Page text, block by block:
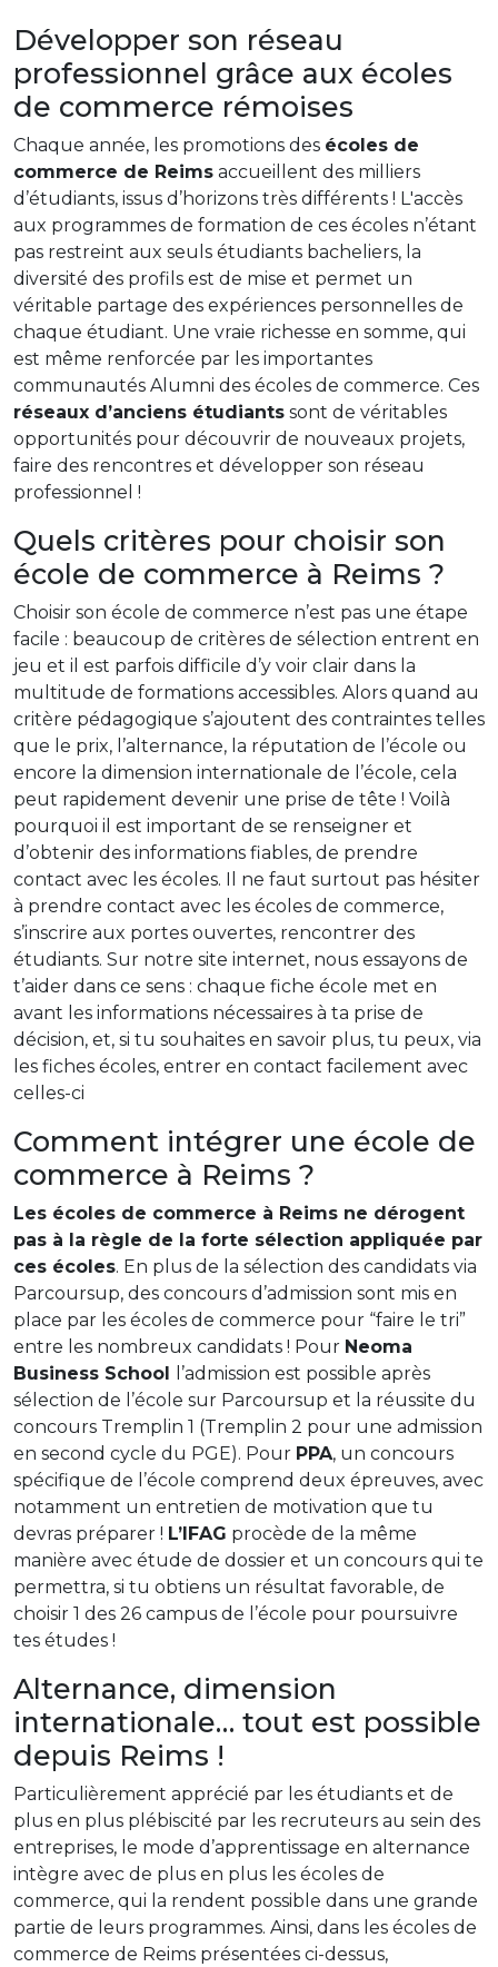
Développer son réseau
professionnel grâce aux écoles
de commerce rémoises
Chaque année, les promotions des écoles de
commerce de Reims accueillent des milliers
d’étudiants, issus d’horizons très différents ! L'accès
aux programmes de formation de ces écoles n’étant
pas restreint aux seuls étudiants bacheliers, la
diversité des profils est de mise et permet un
véritable partage des expériences personnelles de
chaque étudiant. Une vraie richesse en somme, qui
est même renforcée par les importantes
communautés Alumni des écoles de commerce. Ces
réseaux d’anciens étudiants sont de véritables
opportunités pour découvrir de nouveaux projets,
faire des rencontres et développer son réseau
professionnel !
Quels critères pour choisir son
école de commerce à Reims ?
Choisir son école de commerce n’est pas une étape
facile : beaucoup de critères de sélection entrent en
jeu et il est parfois difficile d’y voir clair dans la
multitude de formations accessibles. Alors quand au
critère pédagogique s’ajoutent des contraintes telles
que le prix, l’alternance, la réputation de l’école ou
encore la dimension internationale de l’école, cela
peut rapidement devenir une prise de tête ! Voilà
pourquoi il est important de se renseigner et
d’obtenir des informations fiables, de prendre
contact avec les écoles. Il ne faut surtout pas hésiter
à prendre contact avec les écoles de commerce,
s’inscrire aux portes ouvertes, rencontrer des
étudiants. Sur notre site internet, nous essayons de
t’aider dans ce sens : chaque fiche école met en
avant les informations nécessaires à ta prise de
décision, et, si tu souhaites en savoir plus, tu peux, via
les fiches écoles, entrer en contact facilement avec
celles-ci
Comment intégrer une école de
commerce à Reims ?
Les écoles de commerce à Reims ne dérogent
pas à la règle de la forte sélection appliquée par
ces écoles. En plus de la sélection des candidats via
Parcoursup, des concours d’admission sont mis en
place par les écoles de commerce pour “faire le tri”
entre les nombreux candidats ! Pour Neoma
Business School
l’admission est possible après
sélection de l’école sur Parcoursup et la réussite du
concours Tremplin 1 (Tremplin 2 pour une admission
en second cycle du PGE). Pour PPA, un concours
spécifique de l’école comprend deux épreuves, avec
notamment un entretien de motivation que tu
devras préparer ! L’IFAG procède de la même
manière avec étude de dossier et un concours qui te
permettra, si tu obtiens un résultat favorable, de
choisir 1 des 26 campus de l’école pour poursuivre
tes études !
Alternance, dimension
internationale… tout est possible
depuis Reims !
Particulièrement apprécié par les étudiants et de
plus en plus plébiscité par les recruteurs au sein des
entreprises, le mode d’apprentissage en alternance
intègre avec de plus en plus les écoles de
commerce, qui la rendent possible dans une grande
partie de leurs programmes. Ainsi, dans les écoles de
commerce de Reims présentées ci-dessus,